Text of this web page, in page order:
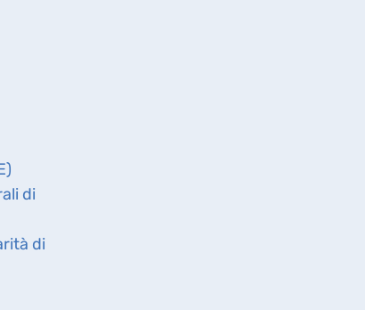
di
di